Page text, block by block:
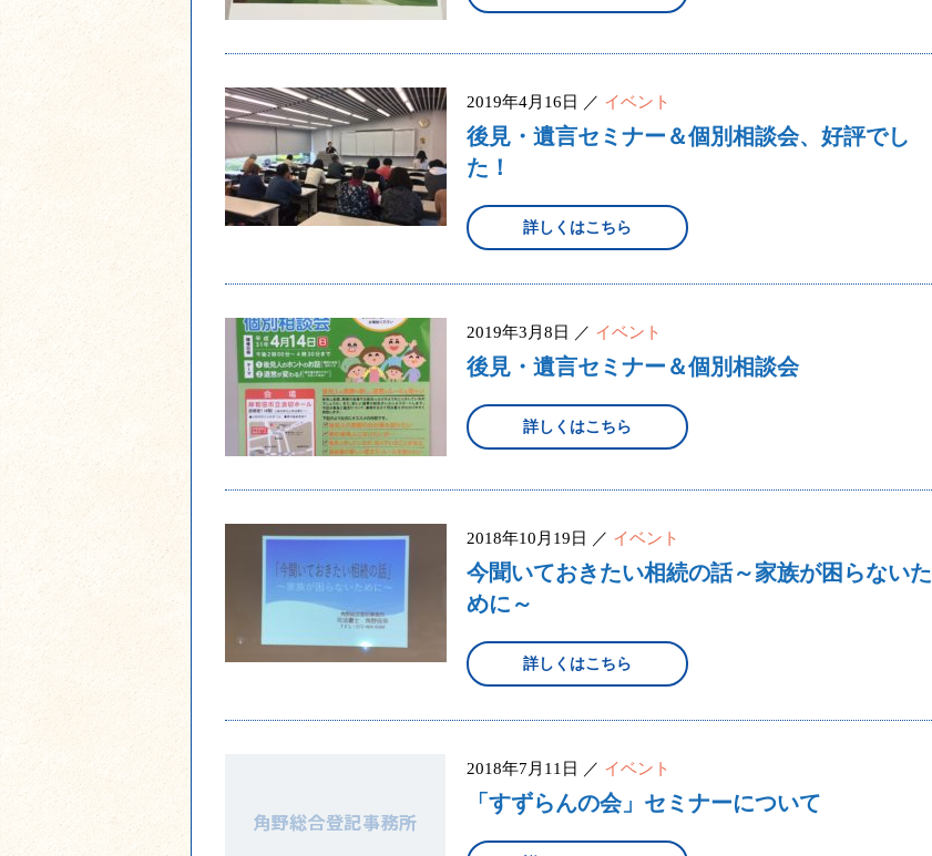
2019年4月16日 ／ イベント
後見・遺言セミナー＆個別相談会、好評でし
た！
詳しくはこちら
2019年3月8日 ／ イベント
後見・遺言セミナー＆個別相談会
詳しくはこちら
2018年10月19日 ／ イベント
今聞いておきたい相続の話～家族が困らないた
めに～
詳しくはこちら
2018年7月11日 ／ イベント
「すずらんの会」セミナーについて